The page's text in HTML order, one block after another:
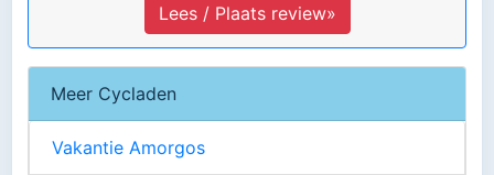
Lees / Plaats review»
Meer Cycladen
Vakantie Amorgos